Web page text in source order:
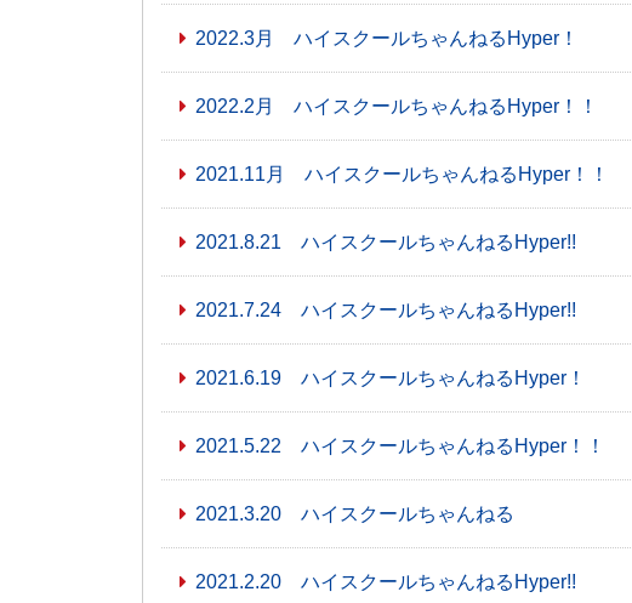
2022.3月 ハイスクールちゃんねるHyper！
2022.2月 ハイスクールちゃんねるHyper！！
2021.11月 ハイスクールちゃんねるHyper！！
2021.8.21 ハイスクールちゃんねるHyper!!
2021.7.24 ハイスクールちゃんねるHyper!!
2021.6.19 ハイスクールちゃんねるHyper！
2021.5.22 ハイスクールちゃんねるHyper！！
2021.3.20 ハイスクールちゃんねる
2021.2.20 ハイスクールちゃんねるHyper!!